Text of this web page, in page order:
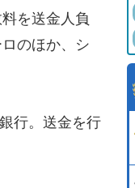
を送金人負
のほか、シ
行。送金を行